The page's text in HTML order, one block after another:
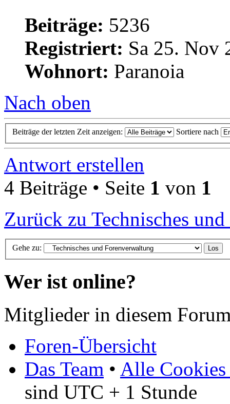
Beiträge: 5236
Registriert: Sa 25. Nov
Wohnort: Paranoia
Nach oben
Beiträge der letzten Zeit anzeigen: Sortiere nach
Antwort erstellen
4 Beiträge • Seite 1 von 1
Zurück zu Technisches
Gehe zu:
Wer ist online?
Mitglieder in diesem
Foren-Übersicht
Das Team • Alle Cookies
sind UTC + 1 Stunde